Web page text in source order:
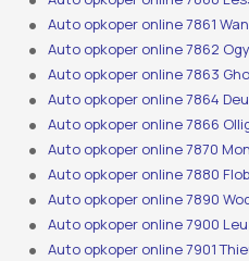
Auto opkoper online 7861
Auto opkoper online 7862 Ogy
Auto opkoper online 7863
Auto opkoper online 7864
Auto opkoper online 7866
Auto opkoper online 7870
Auto opkoper online 7880
Auto opkoper online 7890
Auto opkoper online 7900
Auto opkoper online 7901